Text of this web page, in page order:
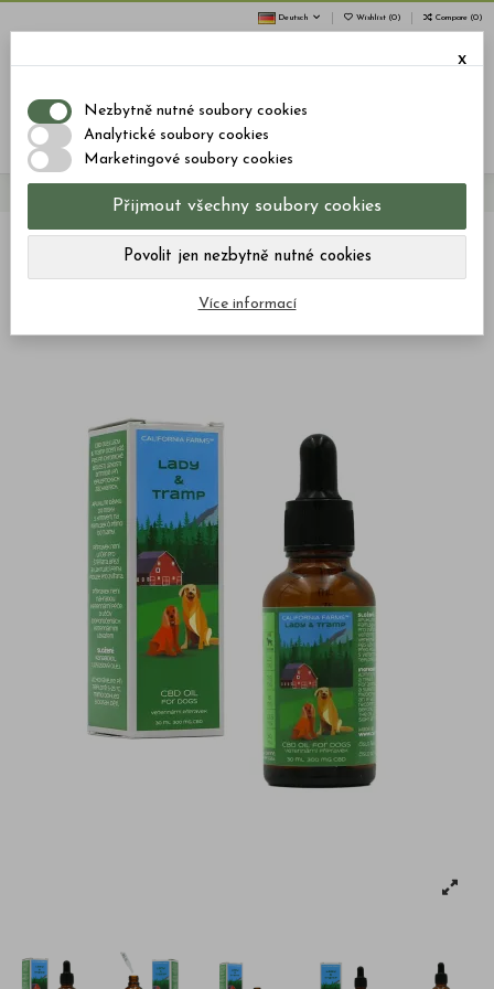
Deutsch Wishlist (0) Compare (0)
Menu Suche
x
Nezbytně nutné soubory cookies
Analytické soubory cookies
Marketingové soubory cookies
Přijmout všechny soubory cookies
Povolit jen nezbytně nutné cookies
Více informací